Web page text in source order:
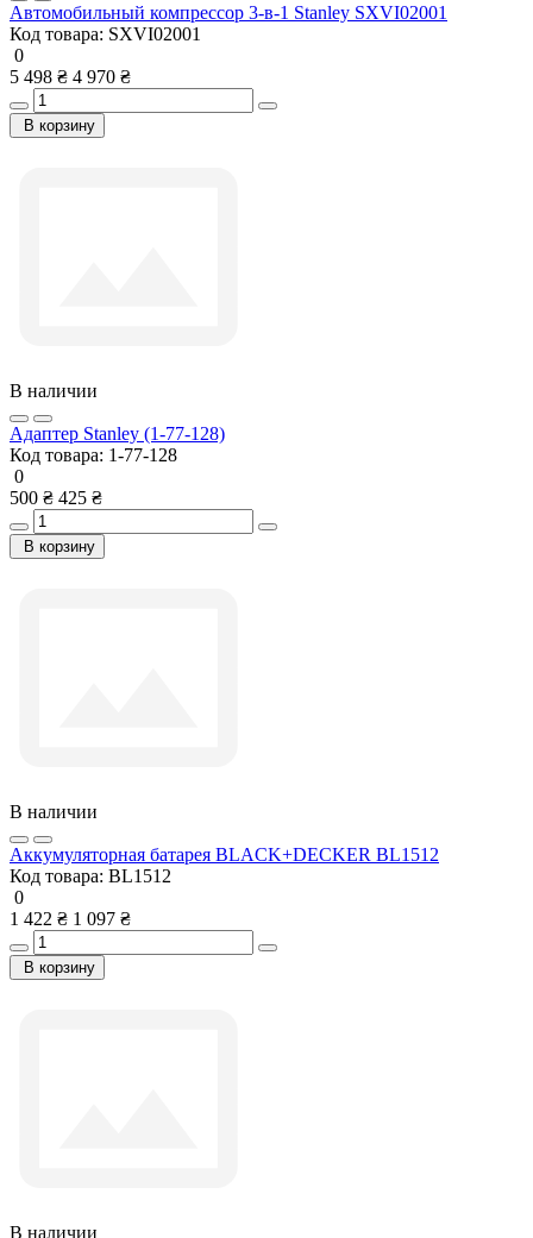
Автомобильный компрессор 3-в-1 Stanley SXVI02001
Код товара: SXVI02001
0
5 498 ₴ 4 970 ₴
В корзину
В наличии
Адаптер Stanley (1-77-128)
Код товара: 1-77-128
0
500 ₴ 425 ₴
В корзину
В наличии
Аккумуляторная батарея BLACK+DECKER BL1512
Код товара: BL1512
0
1 422 ₴ 1 097 ₴
В корзину
В наличии